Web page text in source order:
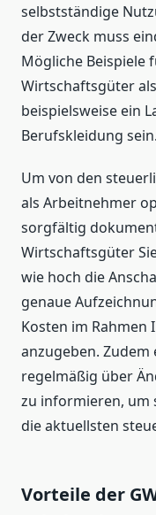
selbstständige
der Zweck muss
Mögliche Beispiele
Wirtschaftsgüter
beispielsweise ein
Berufskleidung sein.
Um von den
als Arbeitnehmer
sorgfältig
Wirtschaftsgüter
wie hoch die
genaue
Kosten im
anzugeben. Zudem
regelmäßig über
zu informieren, um
die aktuellsten
Vorteile der